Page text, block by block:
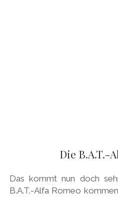
Die B.A.T.-
Das kommt nun doch
B.A.T.-Alfa Romeo